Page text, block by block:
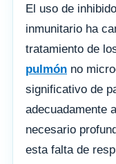
El uso de
inmunitario ha
tratamiento de
pulmón no
significativo de
adecuadamente
necesario
esta falta de